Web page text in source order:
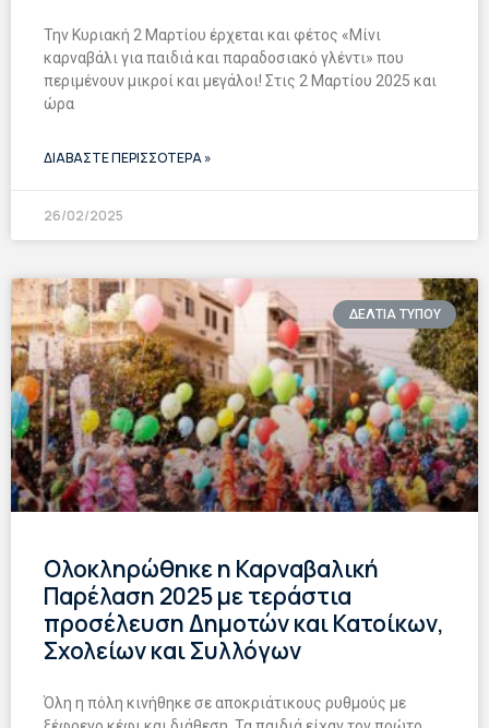
Την Κυριακή 2 Μαρτίου έρχεται και φέτος «Μίνι
καρναβάλι για παιδιά και παραδοσιακό γλέντι» που
περιμένουν μικροί και μεγάλοι! Στις 2 Μαρτίου 2025 και
ώρα
ΔΙΑΒΑΣΤΕ ΠΕΡΙΣΣΟΤΕΡΑ »
26/02/2025
ΔΕΛΤΙΑ ΤΥΠΟΥ
Ολοκληρώθηκε η Καρναβαλική
Παρέλαση 2025 με τεράστια
προσέλευση Δημοτών και Κατοίκων,
Σχολείων και Συλλόγων
Όλη η πόλη κινήθηκε σε αποκριάτικους ρυθμούς με